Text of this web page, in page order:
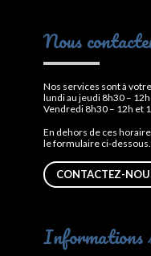
Nous
Nos services sont à
lundi au jeudi 8h30 –
Vendredi 8h30 – 12h et
En dehors de ces
le formulaire ci-dessous.
CONTACTEZ-
Informations